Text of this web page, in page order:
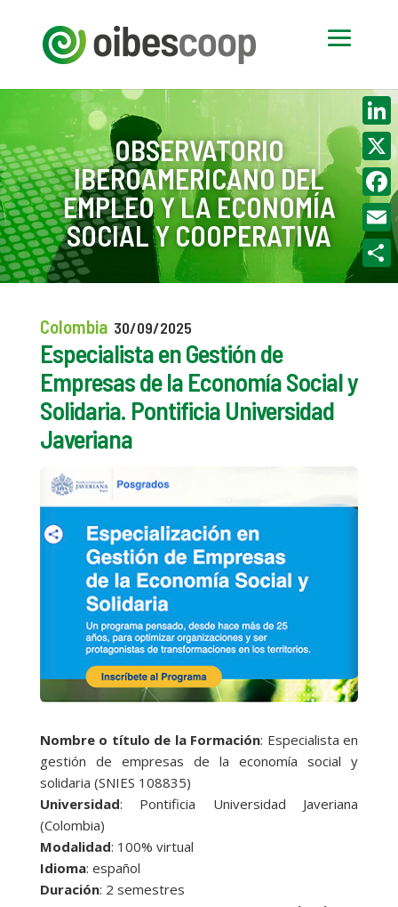
OBSERVATORIO
IBEROAMERICANO DEL
EMPLEO Y LA ECONOMÍA
SOCIAL Y COOPERATIVA
Colombia 30/09/2025
Especialista en Gestión de
Empresas de la Economía Social y
Solidaria. Pontificia Universidad
Javeriana
Nombre o título de la Formación: Especialista en
gestión de empresas de la economía social y
solidaria (SNIES 108835)
Universidad: Pontificia Universidad Javeriana
(Colombia)
Modalidad: 100% virtual
Idioma: español
Duración: 2 semestres
X
Email